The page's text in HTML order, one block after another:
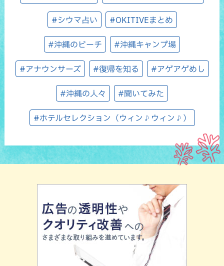
#シウマ占い #OKITIVEまとめ
#沖縄のビーチ #沖縄キャンプ場
#アナウンサーズ #復帰を知る #アゲアゲめし
#沖縄の人々 #聞いてみた
#ホテルセレクション（ウィン♪ウィン♪）